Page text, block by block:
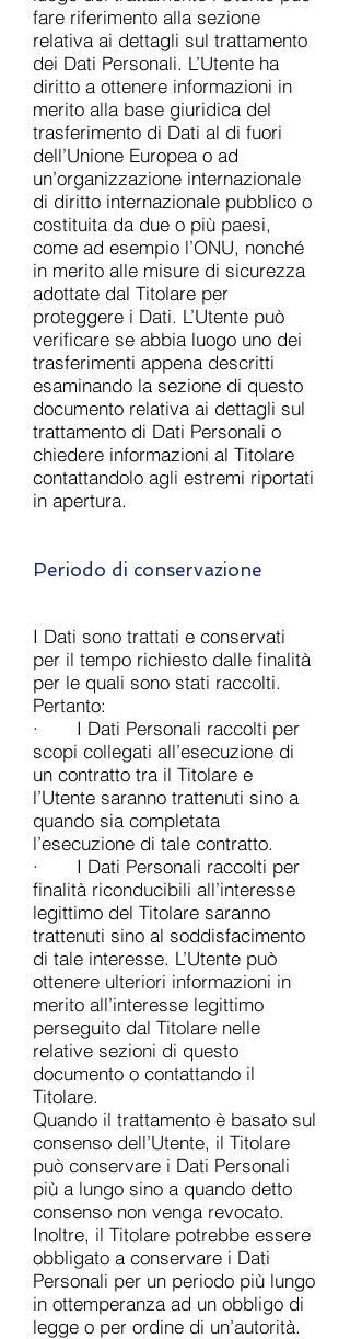
fare riferimento alla sezione
relativa ai dettagli sul trattamento
dei Dati Personali. L’Utente ha
diritto a ottenere informazioni in
merito alla base giuridica del
trasferimento di Dati al di fuori
dell’Unione Europea o ad
un’organizzazione internazionale
di diritto internazionale pubblico o
costituita da due o più paesi,
come ad esempio l’ONU, nonché
in merito alle misure di sicurezza
adottate dal Titolare per
proteggere i Dati. L’Utente può
verificare se abbia luogo uno dei
trasferimenti appena descritti
esaminando la sezione di questo
documento relativa ai dettagli sul
trattamento di Dati Personali o
chiedere informazioni al Titolare
contattandolo agli estremi riportati
in apertura.
Periodo di conservazione
I Dati sono trattati e conservati
per il tempo richiesto dalle finalità
per le quali sono stati raccolti.
Pertanto:
· I Dati Personali raccolti per
scopi collegati all’esecuzione di
un contratto tra il Titolare e
l’Utente saranno trattenuti sino a
quando sia completata
l’esecuzione di tale contratto.
· I Dati Personali raccolti per
finalità riconducibili all’interesse
legittimo del Titolare saranno
trattenuti sino al soddisfacimento
di tale interesse. L’Utente può
ottenere ulteriori informazioni in
merito all’interesse legittimo
perseguito dal Titolare nelle
relative sezioni di questo
documento o contattando il
Titolare.
Quando il trattamento è basato sul
consenso dell’Utente, il Titolare
può conservare i Dati Personali
più a lungo sino a quando detto
consenso non venga revocato.
Inoltre, il Titolare potrebbe essere
obbligato a conservare i Dati
Personali per un periodo più lungo
in ottemperanza ad un obbligo di
legge o per ordine di un’autorità.